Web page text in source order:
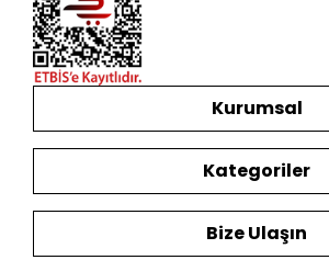
Kurumsal
Kategoriler
Bize Ulaşın